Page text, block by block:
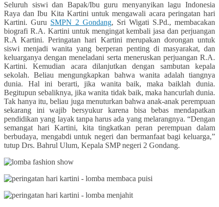
Seluruh siswi dan Bapak/Ibu guru menyanyikan lagu Indonesia
Raya dan Ibu Kita Kartini untuk mengawali acara peringatan hari
Kartini. Guru SMPN 2 Gondang, Sri Wigati S.Pd., membacakan
biografi R.A. Kartini untuk mengingat kembali jasa dan perjuangan
R.A Kartini. Peringatan hari Kartini merupakan dorongan untuk
siswi menjadi wanita yang berperan penting di masyarakat, dan
keluarganya dengan meneladani serta meneruskan perjuangan R.A.
Kartini. Kemudian acara dilanjutkan dengan sambutan kepala
sekolah. Beliau mengungkapkan bahwa wanita adalah tiangnya
dunia. Hal ini berarti, jika wanita baik, maka baiklah dunia.
Begitupun sebaliknya, jika wanita tidak baik, maka hancurlah dunia.
Tak hanya itu, beliau juga menuturkan bahwa anak-anak perempuan
sekarang ini wajib bersyukur karena bisa bebas mendapatkan
pendidikan yang layak tanpa harus ada yang melarangnya. “Dengan
semangat hari Kartini, kita tingkatkan peran perempuan dalam
berbudaya, mengabdi untuk negeri dan bermanfaat bagi keluarga,”
tutup Drs. Bahrul Ulum, Kepala SMP negeri 2 Gondang.